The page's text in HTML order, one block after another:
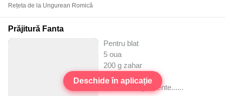
Rețeta de la Ungurean Romică
Prăjitură Fanta
Pentru blat
5 oua
200 g zahar
40 g cacao
Și alte 15 ingrediente......
Deschide în aplicație